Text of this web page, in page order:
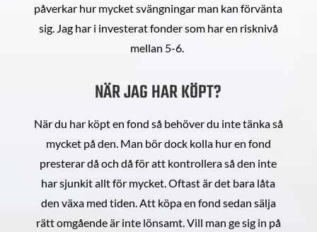
påverkar hur mycket svängningar man kan förvänta
sig. Jag har i investerat fonder som har en risknivå
mellan 5-6.
NÄR JAG HAR KÖPT?
När du har köpt en fond så behöver du inte tänka så
mycket på den. Man bör dock kolla hur en fond
presterar då och då för att kontrollera så den inte
har sjunkit allt för mycket. Oftast är det bara låta
den växa med tiden. Att köpa en fond sedan sälja
rätt omgående är inte lönsamt. Vill man ge sig in på